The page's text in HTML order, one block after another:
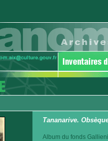
Tananarive.
Album du fonds